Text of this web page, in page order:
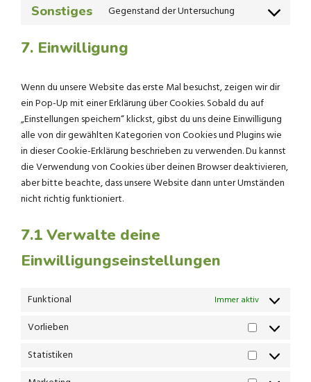
SERVICE
Sonstiges Gegenstand der Untersuchung
CONSENT
7. Einwilligung
Wenn du unsere Website das erste Mal besuchst, zeigen wir dir
ein Pop-Up mit einer Erklärung über Cookies. Sobald du auf
„Einstellungen speichern“ klickst, gibst du uns deine Einwilligung
alle von dir gewählten Kategorien von Cookies und Plugins wie
in dieser Cookie-Erklärung beschrieben zu verwenden. Du kannst
die Verwendung von Cookies über deinen Browser deaktivieren,
aber bitte beachte, dass unsere Website dann unter Umständen
nicht richtig funktioniert.
7.1 Verwalte deine
Einwilligungseinstellungen
Funktional Immer aktiv
Vorlieben VORLIEBEN
Statistiken